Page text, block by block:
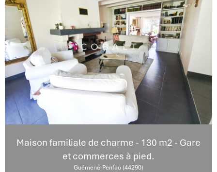
Maison familiale de charme - 130 m2 - Gare
et commerces à pied.
Guémené-Penfao (44290)